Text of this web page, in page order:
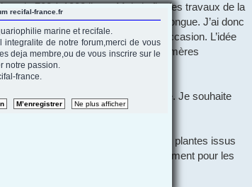
recifal-france.fr
marine et recifale.
integralite de notre forum,merci de vous
deja membre,ou de vous inscrire sur le
notre passion.
france.
de 700 à 1000 litres. Mais la fin des travaux de la
ans, et l’attente me paraît trop longue. J’ai donc
en attendant : un Red Sea 130 d’occasion. L’idée
afin de constituer des pieds mères
trop technique ou exigeante. Je souhaite
composé de coraux mous.
uniquement des animaux et plantes issus
et le choix parfois plus limité (notamment pour les
me paraît essentiel.